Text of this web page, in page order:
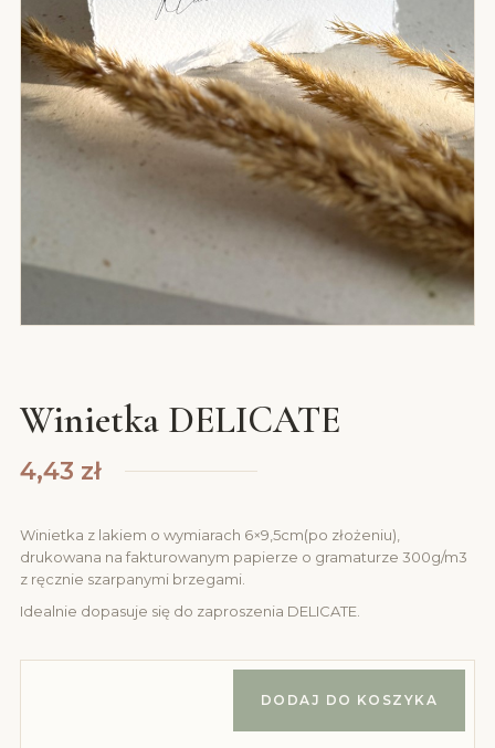
Winietka DELICATE
4,43 zł
Winietka z lakiem o wymiarach 6×9,5cm(po złożeniu),
drukowana na fakturowanym papierze o gramaturze 300g/m3
z ręcznie szarpanymi brzegami.
Idealnie dopasuje się do zaproszenia DELICATE.
DODAJ DO KOSZYKA